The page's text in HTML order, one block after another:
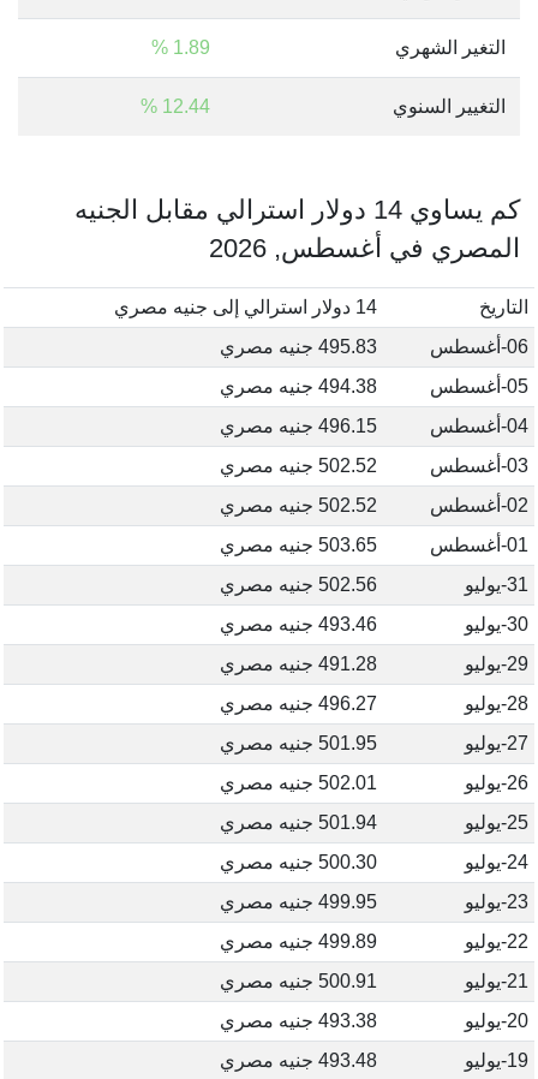
التغير الشهري 1.89 %
التغيير السنوي 12.44 %
كم يساوي 14 دولار استرالي مقابل الجنيه
المصري في أغسطس, 2026
التاريخ
14 دولار استرالي إلى جنيه مصري
06-أغسطس
495.83 جنيه مصري
05-أغسطس
494.38 جنيه مصري
04-أغسطس
496.15 جنيه مصري
03-أغسطس
502.52 جنيه مصري
02-أغسطس
502.52 جنيه مصري
01-أغسطس
503.65 جنيه مصري
31-يوليو
502.56 جنيه مصري
30-يوليو
493.46 جنيه مصري
29-يوليو
491.28 جنيه مصري
28-يوليو
496.27 جنيه مصري
27-يوليو
501.95 جنيه مصري
26-يوليو
502.01 جنيه مصري
25-يوليو
501.94 جنيه مصري
24-يوليو
500.30 جنيه مصري
23-يوليو
499.95 جنيه مصري
22-يوليو
499.89 جنيه مصري
21-يوليو
500.91 جنيه مصري
20-يوليو
493.38 جنيه مصري
19-يوليو
493.48 جنيه مصري